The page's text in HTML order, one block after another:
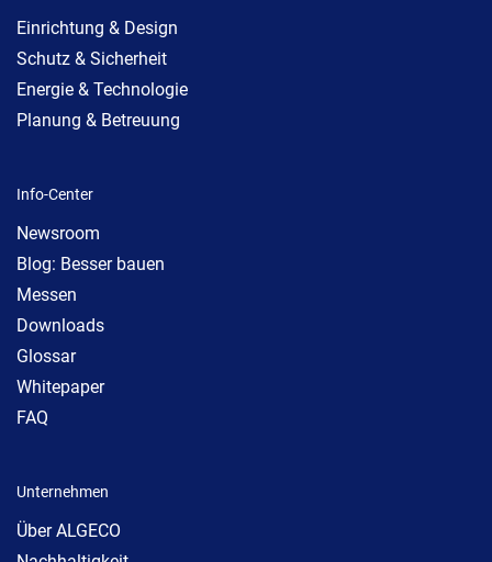
Einrichtung & Design
Schutz & Sicherheit
Energie & Technologie
Planung & Betreuung
Info-Center
Newsroom
Blog: Besser bauen
Messen
Downloads
Glossar
Whitepaper
FAQ
Unternehmen
Über ALGECO